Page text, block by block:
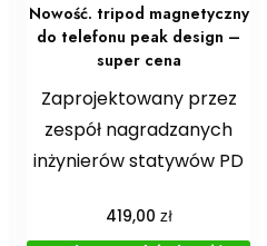
Nowość. tripod magnetyczny
do telefonu peak design –
super cena
Zaprojektowany przez
zespół nagradzanych
inżynierów statywów PD
419,00 zł